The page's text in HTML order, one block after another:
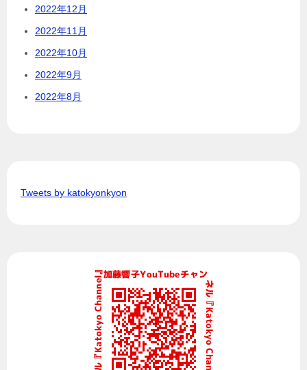
2022年12月
2022年11月
2022年10月
2022年9月
2022年8月
Tweets by katokyonkyon